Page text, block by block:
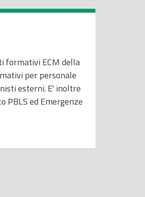
formativi ECM della
per personale
esterni. E' inoltre
PBLS ed Emergenze